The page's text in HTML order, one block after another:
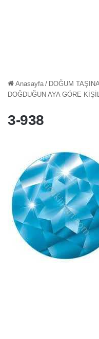
Anasayfa / DOĞUM
DOĞDUĞUN AYA GÖRE
3-938